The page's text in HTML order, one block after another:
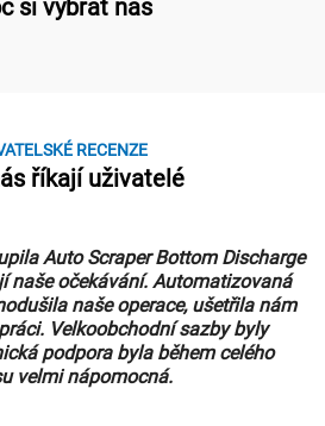
si vybrat nás
RECENZE
říkají uživatelé
Auto Scraper Bottom Discharge
naše očekávání. Automatizovaná
naše operace, ušetřila nám
Velkoobchodní sazby byly
podpora byla během celého
velmi nápomocná.